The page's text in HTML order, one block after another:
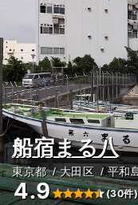
船宿まる八
東京都 大田区 平和
4.9 (30件)